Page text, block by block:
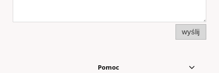
wyślij
Pomoc